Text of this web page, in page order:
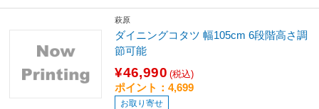
萩原
ダイニングコタツ 幅105cm 6段階高さ調
節可能
¥46,990 (税込)
ポイント：4,699
お取り寄せ